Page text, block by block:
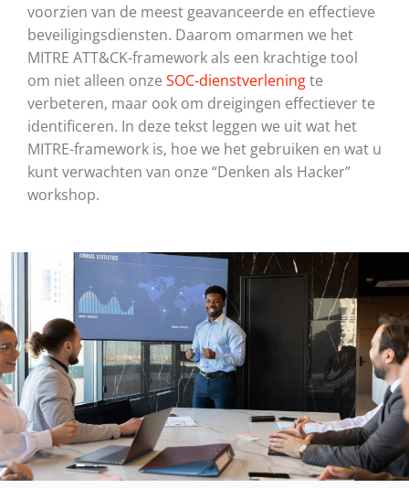
voorzien van de meest geavanceerde en effectieve
beveiligingsdiensten. Daarom omarmen we het
MITRE ATT&CK-framework als een krachtige tool
om niet alleen onze SOC-dienstverleningte
verbeteren, maar ook om dreigingen effectiever te
identificeren. In deze tekst leggen we uit wat het
MITRE-framework is, hoe we het gebruiken en wat u
kunt verwachten van onze “Denken als Hacker”
workshop.